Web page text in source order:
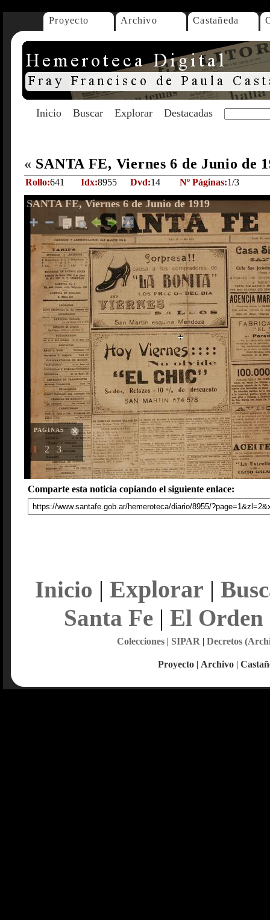
Proyecto Archivo Castañeda
Inicio Buscar Explorar Destacadas
« SANTA FE, Viernes 6 de Junio de
Rollo:641 Idx:8955 Dvd:14 Nº Páginas:1/3
SANTA FE, Viernes 6 de Junio de 1919
PAGINAS
1 2 3
Comparte esta noticia copiando el siguiente enlace:
Inicio | Explorar |
Santa Fe| El Orden
Colecciones| SIPAR | Decretos
Proyecto | Archivo |